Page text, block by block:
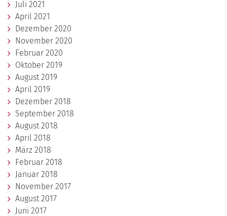
Juli 2021
April 2021
Dezember 2020
November 2020
Februar 2020
Oktober 2019
August 2019
April 2019
Dezember 2018
September 2018
August 2018
April 2018
März 2018
Februar 2018
Januar 2018
November 2017
August 2017
Juni 2017